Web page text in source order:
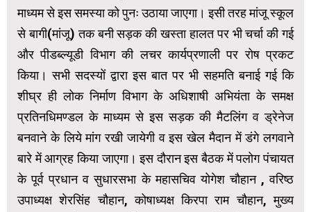
माध्यम से इस समस्या को पुनः उठाया जाएगा। इसी तरह मांजू स्कूल
से बागी(मांजू) तक बनी सड़क की खस्ता हालत पर भी चर्चा की गई
और पीडब्ल्यूडी विभाग की लचर कार्यप्रणाली पर रोष प्रकट
किया। सभी सदस्यों द्वारा इस बात पर भी सहमति बनाई गई कि
शीघ्र ही लोक निर्माण विभाग के अधिशाषी अभियंता के समक्ष
प्रतिनधिमण्डल के माध्यम से इस सड़क की मैटलिंग व ड्रेनेज
बनवाने के लिये मांग रखी जायेगी व इस खेल मैदान में डंगे लगवाने
बारे में आग्रह किया जाएगा। इस दौरान इस बैठक में पलोग पंचायत
के पूर्व प्रधान व सुधारसभा के महासचिव योगेश चौहान , वरिष्ठ
उपाध्यक्ष शेरसिंह चौहान, कोषाध्यक्ष किरपा राम चौहान, मुख्य